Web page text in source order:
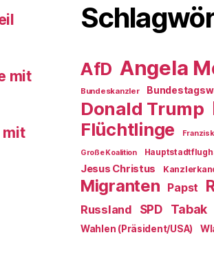
mit
mit
AfD Angela
Bundeskanzler
Donald Trump
Flüchtlinge
Große Koalition
Jesus Christus
Migranten Papst
Russland SPD Tabak
Wahlen (Präsident/USA)